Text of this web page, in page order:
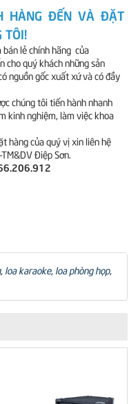
HÀNG ĐẾN VÀ ĐẶT
TÔI!
lẻ chính hãng của
cho quý khách những sản
nguồn gốc xuất xứ và có đầy
chúng tôi tiến hành nhanh
kinh nghiệm, làm việc khoa
hàng của quý vị xin liên hệ
Điệp Sơn.
, loa karaoke, loa phòng họp,